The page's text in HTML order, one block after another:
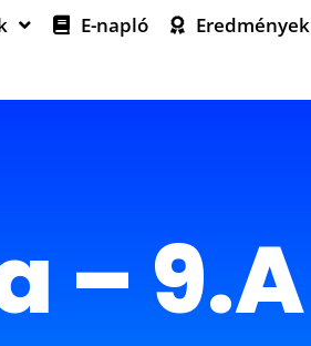
E-napló Eredmények
– 9.A